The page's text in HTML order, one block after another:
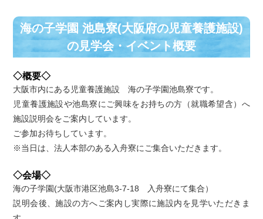
海の子学園 池島寮(大阪府の児童養護施設)
の⾒学会・イベント概要
◇概要◇
大阪市内にある児童養護施設 海の子学園池島寮です。
児童養護施設や池島寮にご興味をお持ちの方（就職希望含）へ
施設説明会をご案内しています。
ご参加お待ちしています。
※当日は、法人本部のある入舟寮にご集合いただきます。
◇会場◇
海の子学園(大阪市港区池島3-7-18 入舟寮にて集合）
説明会後、施設の方へご案内し実際に施設内を見学いただきま